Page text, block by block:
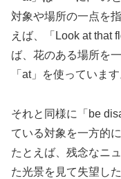
対象や場所の一点を
えば、「Look at that
ば、花のある場所を
「at」を使っています
それと同様に「be
ている対象を一方的
たとえば、残念なニ
た光景を見て失望し